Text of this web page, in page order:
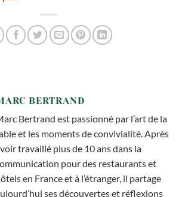
BERTRAND
Bertrand est passionné par l’art de la
et les moments de convivialité. Après
travaillé plus de 10 ans dans la
pour des restaurants et
en France et à l’étranger, il partage
ses découvertes et réflexions